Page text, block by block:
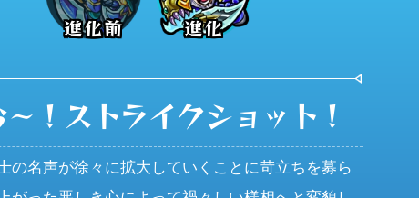
進化前 進化
！ストライクショット！
の名声が徐々に拡大していくことに苛立ちを募ら